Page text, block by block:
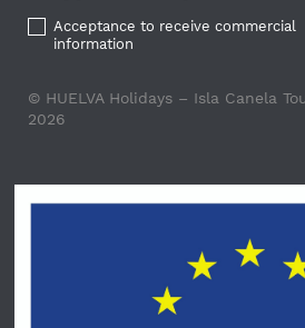
Acceptance to receive commercial
information
© HUELVA Holidays – Isla Canela
2026